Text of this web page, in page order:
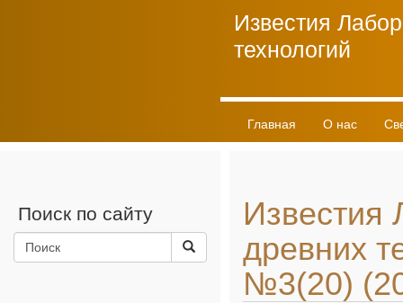
Известия
технологий
Главная О нас
Поиск по сайту
Известия
древних
№3(20)